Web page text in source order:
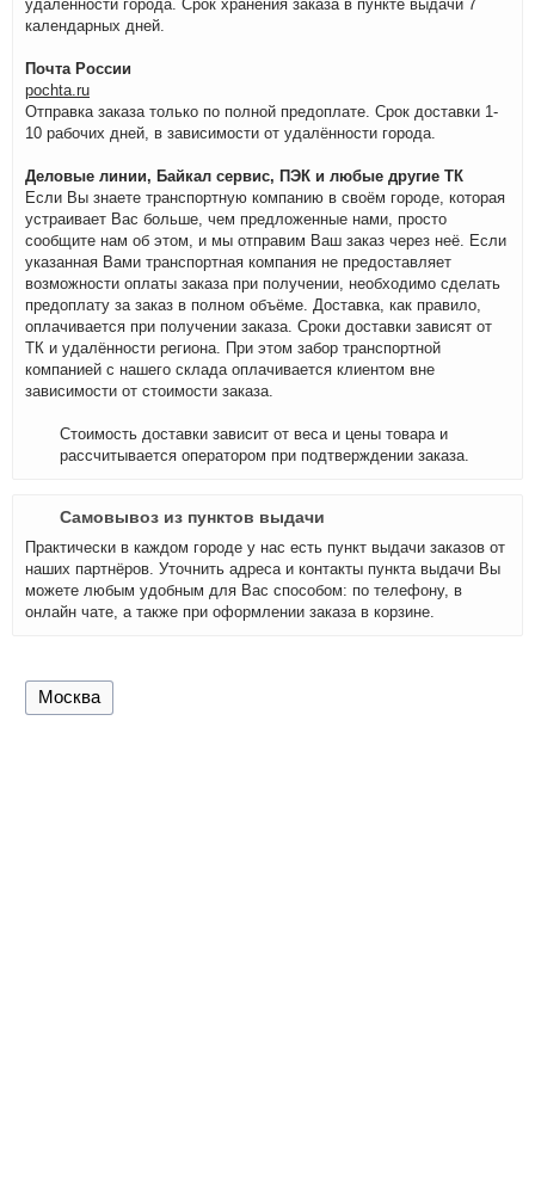
удалённости города. Срок хранения заказа в пункте выдачи 7
календарных дней.
Почта России
pochta.ru
Отправка заказа только по полной предоплате. Срок доставки 1-
10 рабочих дней, в зависимости от удалённости города.
Деловые линии, Байкал сервис, ПЭК и любые другие ТК
Если Вы знаете транспортную компанию в своём городе, которая
устраивает Вас больше, чем предложенные нами, просто
сообщите нам об этом, и мы отправим Ваш заказ через неё. Если
указанная Вами транспортная компания не предоставляет
возможности оплаты заказа при получении, необходимо сделать
предоплату за заказ в полном объёме. Доставка, как правило,
оплачивается при получении заказа. Сроки доставки зависят от
ТК и удалённости региона. При этом забор транспортной
компанией с нашего склада оплачивается клиентом вне
зависимости от стоимости заказа.
Стоимость доставки зависит от веса и цены товара и
рассчитывается оператором при подтверждении заказа.
Самовывоз из пунктов выдачи
Практически в каждом городе у нас есть пункт выдачи заказов от
наших партнёров. Уточнить адреса и контакты пункта выдачи Вы
можете любым удобным для Вас способом: по телефону, в
онлайн чате, а также при оформлении заказа в корзине.
Москва